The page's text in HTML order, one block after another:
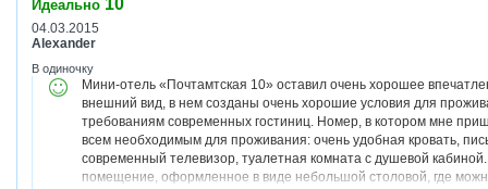
Идеально 10
04.03.2015
Alexander
В одиночку
Мини-отель «Почтамтская 10» оставил очень хорошее
внешний вид, в нем созданы очень хорошие условия для
требованиям современных гостиниц. Номер, в котором мне
всем необходимым для проживания: очень удобная кровать,
современный телевизор, туалетная комната с душевой
помещение, оформленное в виде небольшой столовой, где